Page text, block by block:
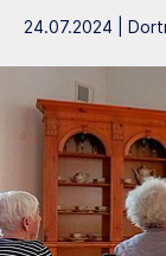
24.07.2024 |